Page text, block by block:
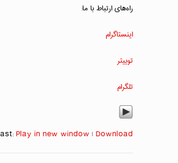
راه‌های ارتباط با ما:
اینستاگرام
توییتر
تلگرام
Play in new window | Download